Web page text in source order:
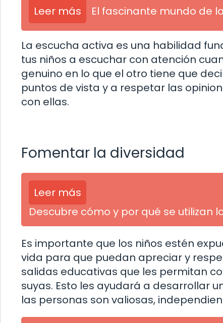
Leer más El fascinante mundo de
La escucha activa es una habilidad
tus niños a escuchar con atención
genuino en lo que el otro tiene que
puntos de vista y a respetar las
con ellas.
Fomentar la diversidad
Leer más
Descubre cómo y por qué se utilizan
Es importante que los niños estén
vida para que puedan apreciar y
salidas educativas que les permitan
suyas. Esto les ayudará a desarrollar
las personas son valiosas,